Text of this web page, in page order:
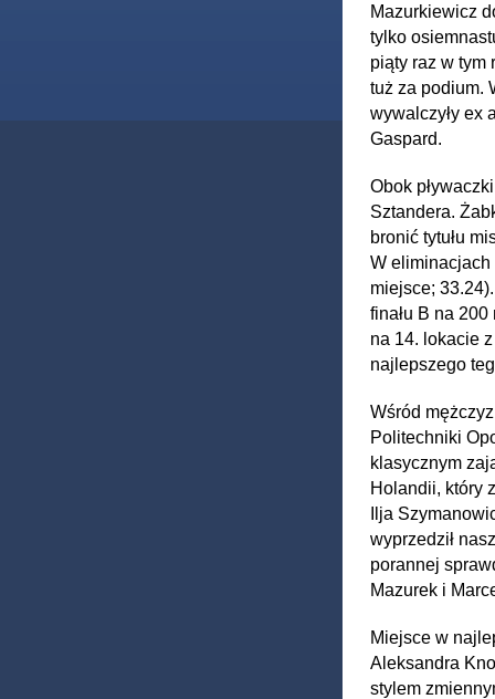
Mazurkiewicz
tylko
piąty raz w tym
tuż za podium.
wywalczyły ex
Gaspard.
Obok
Sztandera.
bronić tytułu
W eliminacjach
miejsce;
finału B na
na 14. lokacie
najlepszego
Wśród
Politechniki
klasycznym
Holandii, który
Ilja
wyprzedził
porannej
Mazurek i
Miejsce w
Aleksandra
stylem